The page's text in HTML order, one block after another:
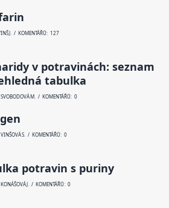
J. / KOMENTÁŘŮ: 127
v potravinách: seznam
tabulka
M. / KOMENTÁŘŮ: 0
S. / KOMENTÁŘŮ: 0
potravin s puriny
J. / KOMENTÁŘŮ: 0